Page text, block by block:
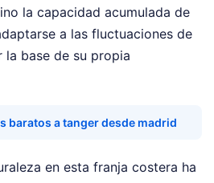
la capacidad acumulada de
a las fluctuaciones de
la base de su propia
baratos a tanger desde madrid
en esta franja costera ha